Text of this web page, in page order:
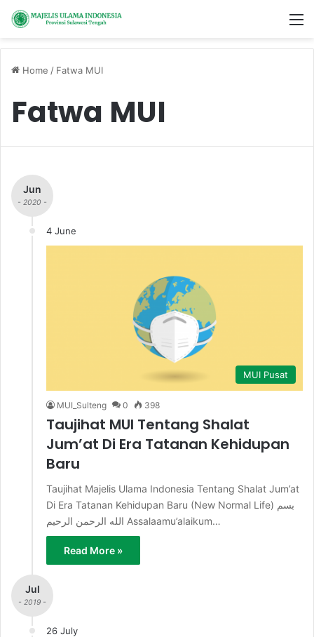
Home / Fatwa MUI
Fatwa MUI
Jun
- 2020 -
4 June
MUI Pusat
MUI_Sulteng 0 398
Taujihat MUI Tentang Shalat
Jum’at Di Era Tatanan Kehidupan
Baru
Taujihat Majelis Ulama Indonesia Tentang Shalat Jum’at
Di Era Tatanan Kehidupan Baru (New Normal Life) بسم
الله الرحمن الرحيم Assalaamu’alaikum…
Read More »
Jul
- 2019 -
26 July